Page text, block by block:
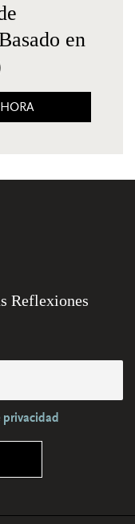
en
Reflexiones
privacidad